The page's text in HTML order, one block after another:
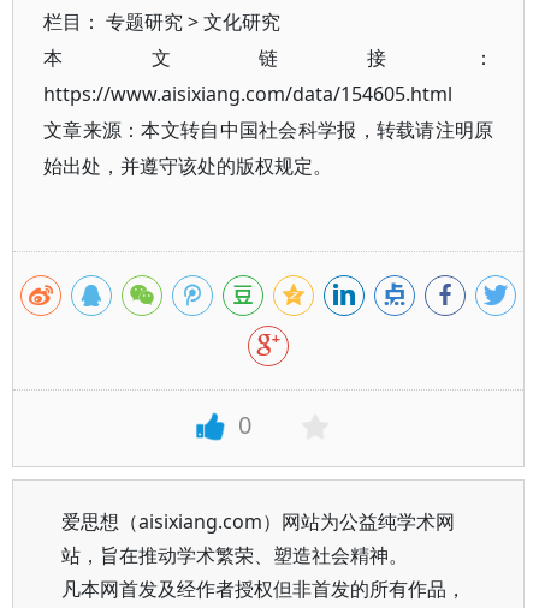
栏目： 专题研究>文化研究
本文链接：
https://www.aisixiang.com/data/154605.html
文章来源：本文转自中国社会科学报，转载请注明原
始出处，并遵守该处的版权规定。
0
爱思想（aisixiang.com）网站为公益纯学术网
站，旨在推动学术繁荣、塑造社会精神。
凡本网首发及经作者授权但非首发的所有作品，